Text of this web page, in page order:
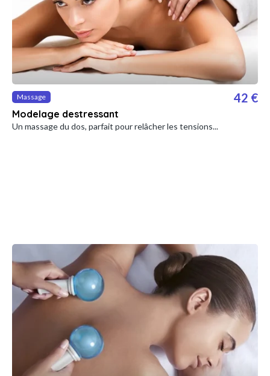
Massage
Modelage destressant
42 €
Un massage du dos, parfait pour relâcher les tensions...